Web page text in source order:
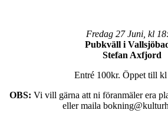
Fredag 27 Juni, kl
Pubkväll i
Stefan Axfjord
Entré 100kr. Öppet till
OBS: Vi vill gärna att ni föranmäler era
eller maila